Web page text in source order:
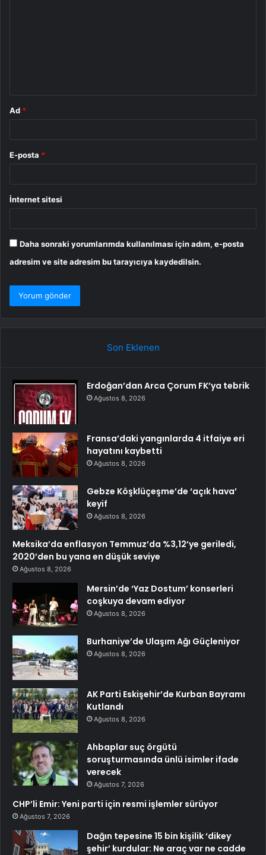
Ad *
E-posta *
İnternet sitesi
Daha sonraki yorumlarımda kullanılması için adım, e-posta
adresim ve site adresim bu tarayıcıya kaydedilsin.
Son Eklenen
Erdoğan’dan Arca Çorum FK’ya tebrik
Ağustos 8, 2026
Fransa’daki yangınlarda 4 itfaiye eri
hayatını kaybetti
Ağustos 8, 2026
Gebze Köşklüçeşme’de ‘açık hava’
keyif
Ağustos 8, 2026
Meksika’da enflasyon Temmuz’da %3,12’ye geriledi,
2020’den bu yana en düşük seviye
Ağustos 8, 2026
Mersin’de ‘Yaz Dostum’ konserleri
coşkuya devam ediyor
Ağustos 8, 2026
Burhaniye’de Ulaşım Ağı Güçleniyor
Ağustos 8, 2026
AK Parti Eskişehir’de Kurban Bayramı
Kutlandı
Ağustos 8, 2026
Ahbaplar suç örgütü
soruşturmasında ünlü isimler ifade
verecek
Ağustos 7, 2026
CHP’li Emir: Yeni parti için resmi işlemler sürüyor
Ağustos 7, 2026
Dağın tepesine 15 bin kişilik ‘dikey
şehir’ kurdular: Ne araç var ne cadde